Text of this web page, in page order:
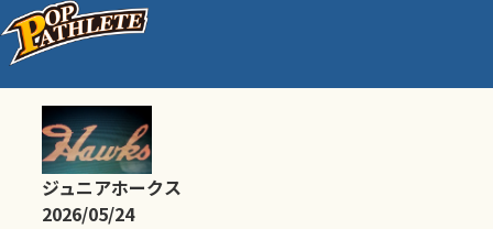
Ｂ：此花大会
ジュニアホークス
2026/05/24